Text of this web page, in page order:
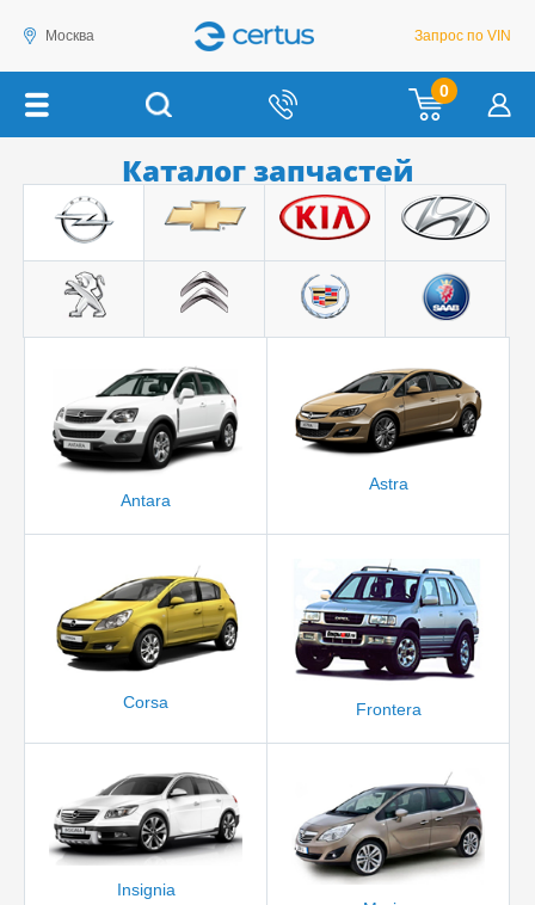
Москва Запрос по VIN
0
Каталог запчастей
Antara
Astra
Corsa Frontera
Insignia